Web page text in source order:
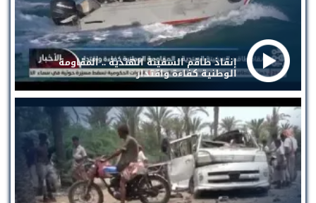
إنقاذ طاقم السفينة الهندية .. المقاومة
الوطنية كفاءة واقتدار